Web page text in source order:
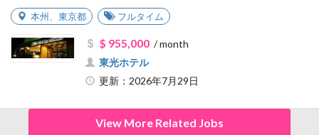
本州 東京都 フルタイム
$ 955,000/ month
東光ホテル
更新：2026年7月29日
View More Related Jobs